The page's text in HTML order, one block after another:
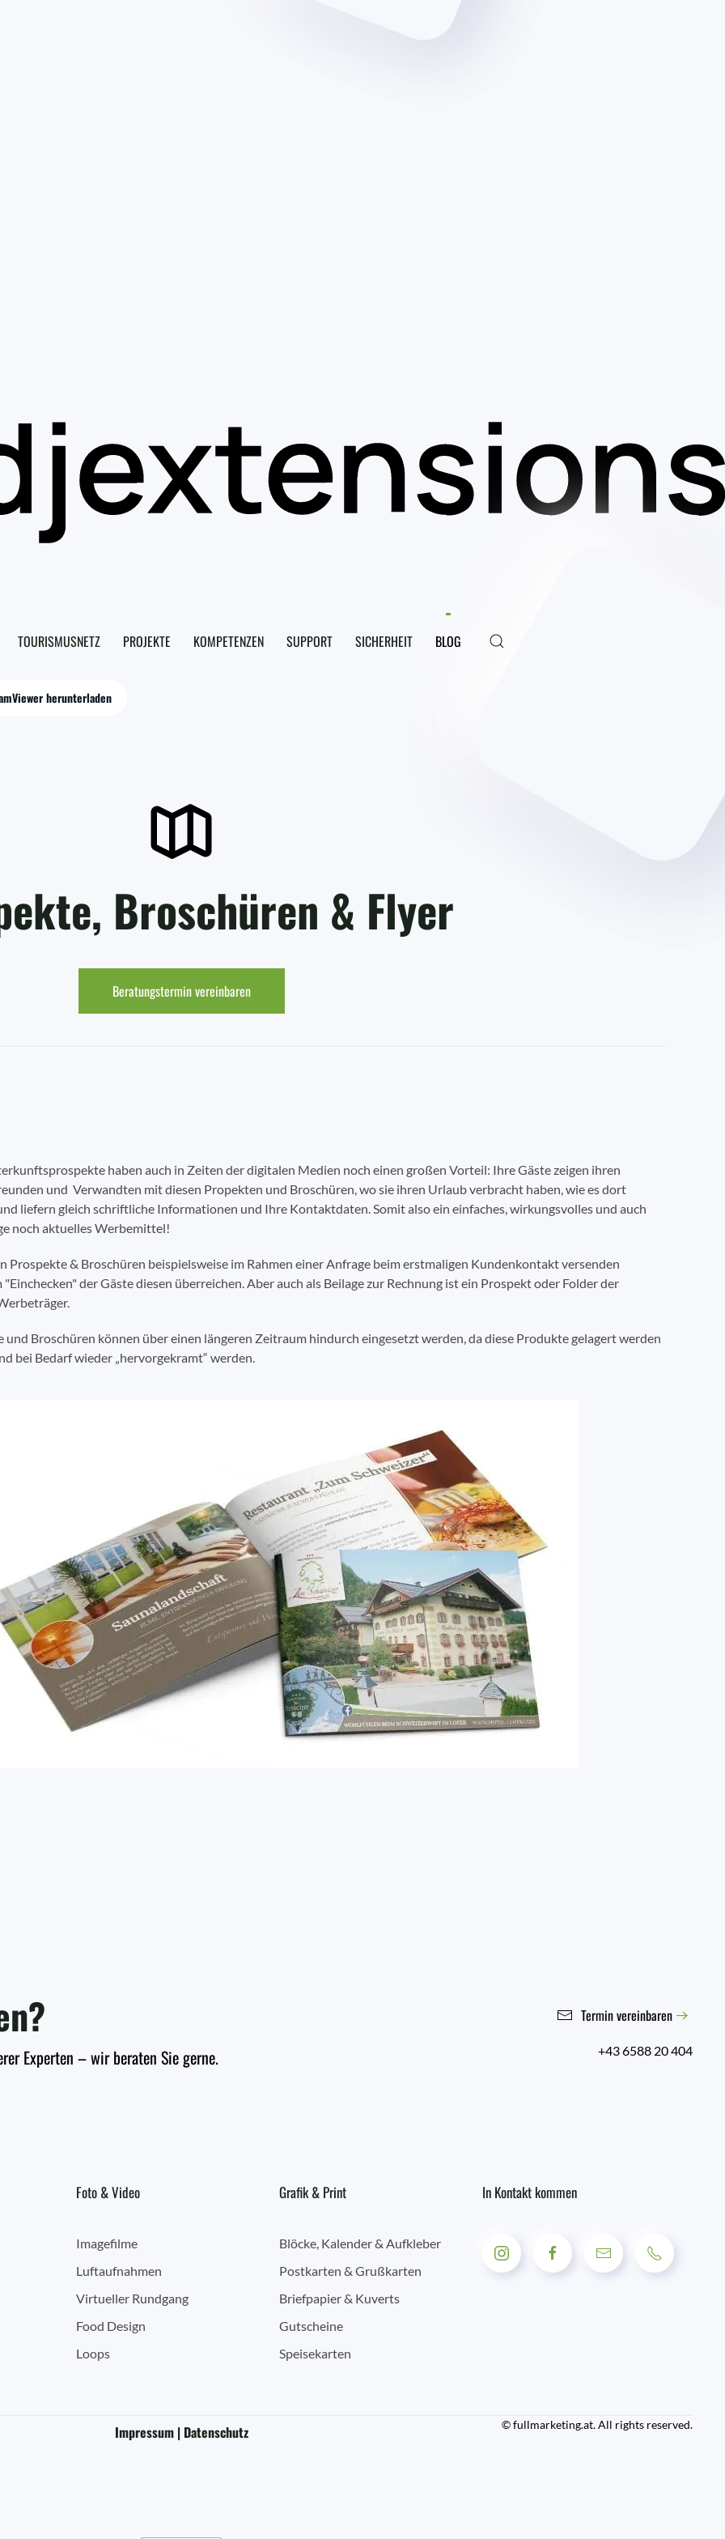
TOURISMUSNETZ PROJEKTE KOMPETENZEN SUPPORT SICHERHEIT BLOG
herunterladen
Broschüren & Flyer
Beratungstermin vereinbaren
haben auch in Zeiten der digitalen Medien noch einen großen Vorteil: Ihre Gäste zeigen ihren
und Verwandten mit diesen Propekten und Broschüren, wo sie ihren Urlaub verbracht haben, wie es dort
liefern gleich schriftliche Informationen und Ihre Kontaktdaten. Somit also ein einfaches, wirkungsvolles und auch
noch aktuelles Werbemittel!
Prospekte & Broschüren beispielsweise im Rahmen einer Anfrage beim erstmaligen Kundenkontakt versenden
"Einchecken" der Gäste diesen überreichen. Aber auch als Beilage zur Rechnung ist ein Prospekt oder Folder der
und Broschüren können über einen längeren Zeitraum hindurch eingesetzt werden, da diese Produkte gelagert werden
bei Bedarf wieder „hervorgekramt“ werden.
Experten – wir beraten Sie gerne.
Termin vereinbaren
+43 6588 20 404
Foto & Video
Imagefilme
Luftaufnahmen
Virtueller Rundgang
Food Design
Loops
Grafik & Print
Blöcke, Kalender & Aufkleber
Postkarten & Grußkarten
Briefpapier & Kuverts
Gutscheine
Speisekarten
In Kontakt kommen
Impressum | Datenschutz © fullmarketing.at. All rights reserved.